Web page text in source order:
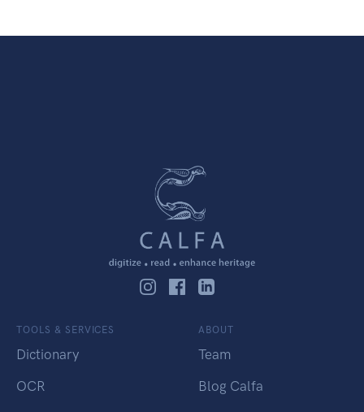
TOOLS & SERVICES
Dictionary
OCR
ABOUT
Team
Blog Calfa